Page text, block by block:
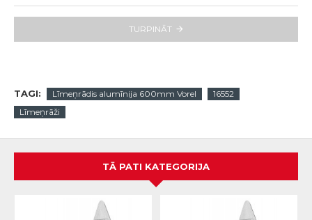
TURPINĀT
TAGI: Līmeņrādis alumīnija 600mm Vorel
16552
Līmeņrāži
TĀ PATI KATEGORIJA